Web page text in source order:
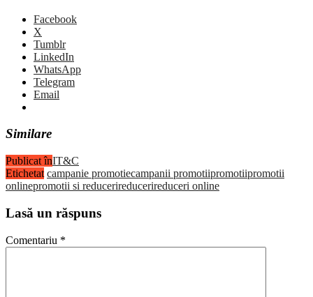
Facebook
X
Tumblr
LinkedIn
WhatsApp
Telegram
Email
Similare
Publicat înIT&C
Etichetat campanie promotiecampanii promotiipromotiipromotii
onlinepromotii si reducerireducerireduceri online
Lasă un răspuns
Comentariu *